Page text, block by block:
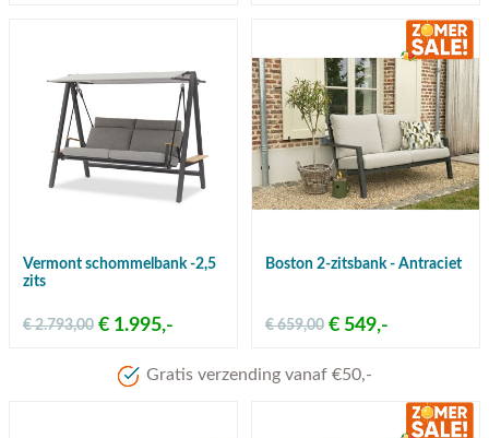
Vermont schommelbank -2,5
zits
€ 1.995,-
€ 2.793,00
Boston 2-zitsbank - Antraciet
€ 549,-
€ 659,00
Gratis verzending vanaf €50,-